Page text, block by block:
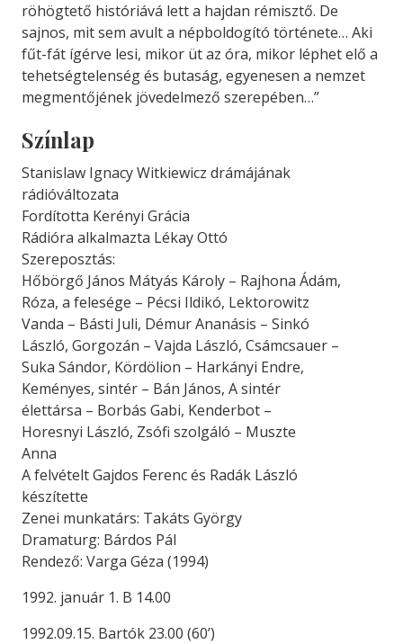
röhögtető históriává lett a hajdan rémisztő. De
sajnos, mit sem avult a népboldogító története… Aki
fűt-fát ígérve lesi, mikor üt az óra, mikor léphet elő a
tehetségtelenség és butaság, egyenesen a nemzet
megmentőjének jövedelmező szerepében…”
Színlap
Stanislaw Ignacy Witkiewicz drámájának
rádióváltozata
Fordította Kerényi Grácia
Rádióra alkalmazta Lékay Ottó
Szereposztás:
Hőbörgő János Mátyás Károly – Rajhona Ádám,
Róza, a felesége – Pécsi Ildikó, Lektorowitz
Vanda – Básti Juli, Démur Ananásis – Sinkó
László, Gorgozán – Vajda László, Csámcsauer –
Suka Sándor, Kördölion – Harkányi Endre,
Keményes, sintér – Bán János, A sintér
élettársa – Borbás Gabi, Kenderbot –
Horesnyi László, Zsófi szolgáló – Muszte
Anna
A felvételt Gajdos Ferenc és Radák László
készítette
Zenei munkatárs: Takáts György
Dramaturg: Bárdos Pál
Rendező: Varga Géza (1994)
1992. január 1. B 14.00
1992.09.15. Bartók 23.00 (60’)